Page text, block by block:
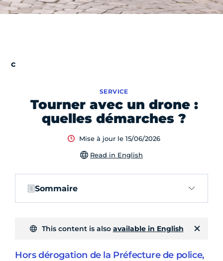
Tourner avec un drone :
quelles démarches ?
SERVICE
Mise à jour le 15/06/2026
Read in English
Sommaire
This content is also available in English
Hors dérogation de la Préfecture de police,